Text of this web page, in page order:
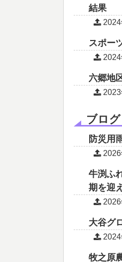
結果
スポー
六郷地
ブログ
防災用
牛渕ふ
期を迎
大谷グ
牧之原